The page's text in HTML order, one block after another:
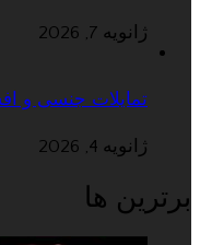
ژانویه 7, 2026
تمایلات جنسی و
ژانویه 4, 2026
برترین ها